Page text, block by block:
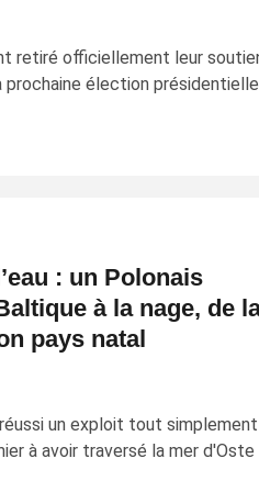
retiré officiellement leur
prochaine élection présidentielle
: un Polonais
à la nage, de
pays natal
un exploit tout simplement
à avoir traversé la mer d'Oste